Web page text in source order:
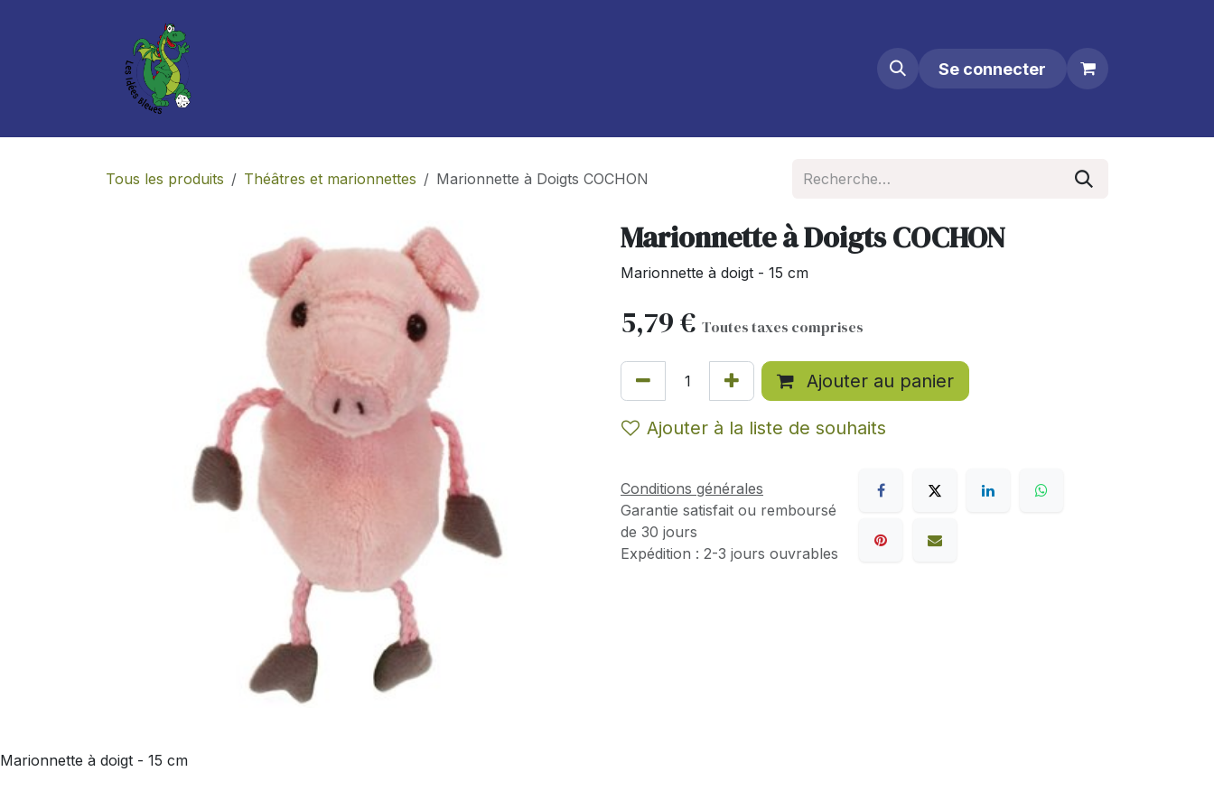
Se connecter
Tous les produits Théâtres et marionnettes Marionnette à Doigts COCHON
Marionnette à Doigts COCHON
Marionnette à doigt - 15 cm
5,79€ Toutes taxes comprises
Ajouter au panier
Ajouter à la liste de souhaits
Conditions générales
Garantie satisfait ou remboursé
de 30 jours
Expédition : 2-3 jours ouvrables
Marionnette à doigt - 15 cm